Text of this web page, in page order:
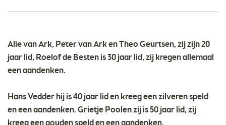
Alie van Ark, Peter van Ark en Theo Geurtsen, zij zijn 20
jaar lid, Roelof de Besten is 30 jaar lid, zij kregen allemaal
een aandenken.
Hans Vedder hij is 40 jaar lid en kreeg een zilveren speld
en een aandenken. Grietje Poolen zij is 50 jaar lid, zij